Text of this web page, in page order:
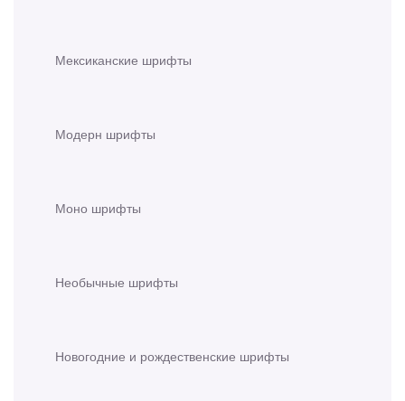
Мексиканские шрифты
Модерн шрифты
Моно шрифты
Необычные шрифты
Новогодние и рождественские шрифты